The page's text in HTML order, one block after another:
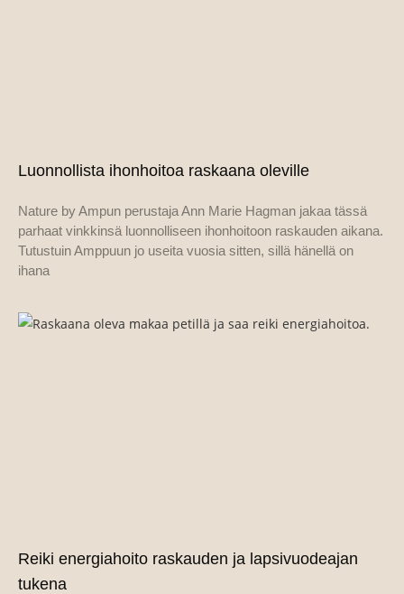
Luonnollista ihonhoitoa raskaana oleville
Nature by Ampun perustaja Ann Marie Hagman jakaa tässä
parhaat vinkkinsä luonnolliseen ihonhoitoon raskauden aikana.
Tutustuin Amppuun jo useita vuosia sitten, sillä hänellä on
ihana
Reiki energiahoito raskauden ja lapsivuodeajan
tukena